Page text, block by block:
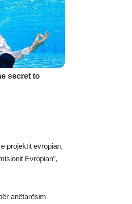
projektit evropian,
Evropian”,
anëtarësim